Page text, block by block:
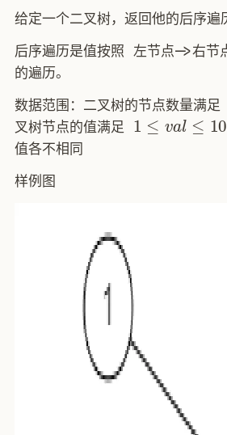
给定一个二叉树，返回他的后序遍
后序遍历是值按照 左节点->右
的遍历。
数据范围：二叉树的节点数量满足
叉树节点的值满足
1≤val≤100
值各不相同
样例图